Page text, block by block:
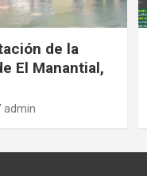
de la
El Manantial,
admin